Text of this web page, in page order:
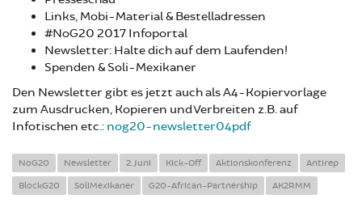
Links, Mobi-Material & Bestelladressen
#NoG20 2017 Infoportal
Newsletter: Halte dich auf dem Laufenden!
Spenden & Soli-Mexikaner
Den Newsletter gibt es jetzt auch als A4-Kopiervorlage
zum Ausdrucken, Kopieren und Verbreiten z.B. auf
Infotischen etc.: nog20-newsletter04pdf
NoG20 Newsletter 2. Juni Kick-Off Aktionskonferenz Antirep
BlockG20 SoliMexikaner G20-African-Partnership AK2RMM